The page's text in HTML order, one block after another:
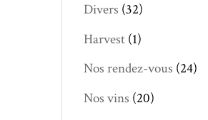
Divers (32)
Harvest (1)
Nos rendez-vous (24)
Nos vins (20)